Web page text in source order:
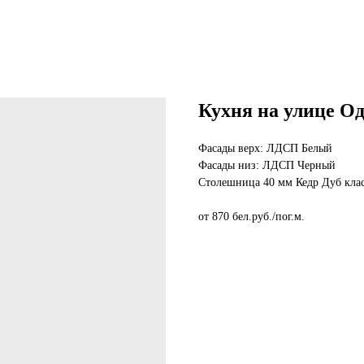
Кухня на улице
Фасады верх: ЛДСП Белый
Фасады низ: ЛДСП Черный
Столешница 40 мм Кедр Дуб
от 870 бел.руб./пог.м.